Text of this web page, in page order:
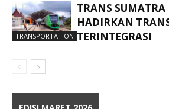
TRANSPORTATION
TRANS SUMATRA
HADIRKAN
TERINTEGRASI